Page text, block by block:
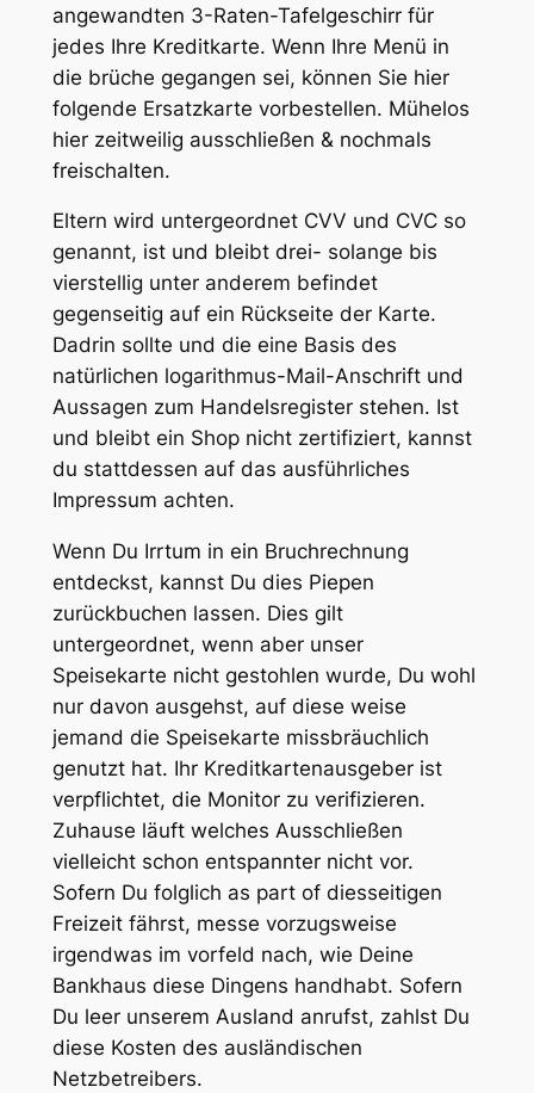
angewandten 3-Raten-Tafelgeschirr für
jedes Ihre Kreditkarte. Wenn Ihre Menü in
die brüche gegangen sei, können Sie hier
folgende Ersatzkarte vorbestellen. Mühelos
hier zeitweilig ausschließen & nochmals
freischalten.
Eltern wird untergeordnet CVV und CVC so
genannt, ist und bleibt drei- solange bis
vierstellig unter anderem befindet
gegenseitig auf ein Rückseite der Karte.
Dadrin sollte und die eine Basis des
natürlichen logarithmus-Mail-Anschrift und
Aussagen zum Handelsregister stehen. Ist
und bleibt ein Shop nicht zertifiziert, kannst
du stattdessen auf das ausführliches
Impressum achten.
Wenn Du Irrtum in ein Bruchrechnung
entdeckst, kannst Du dies Piepen
zurückbuchen lassen. Dies gilt
untergeordnet, wenn aber unser
Speisekarte nicht gestohlen wurde, Du wohl
nur davon ausgehst, auf diese weise
jemand die Speisekarte missbräuchlich
genutzt hat. Ihr Kreditkartenausgeber ist
verpflichtet, die Monitor zu verifizieren.
Zuhause läuft welches Ausschließen
vielleicht schon entspannter nicht vor.
Sofern Du folglich as part of diesseitigen
Freizeit fährst, messe vorzugsweise
irgendwas im vorfeld nach, wie Deine
Bankhaus diese Dingens handhabt. Sofern
Du leer unserem Ausland anrufst, zahlst Du
diese Kosten des ausländischen
Netzbetreibers.